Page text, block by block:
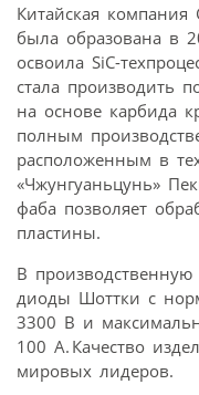
Китайская компания
была образована в
освоила SiC-
стала производить
на основе карбида
полным
расположенным в
«Чжунгуаньцунь»
фаба позволяет
пластины.
В
диоды Шоттки с
3300 В и
100 А. Качество
мировых лидеров.